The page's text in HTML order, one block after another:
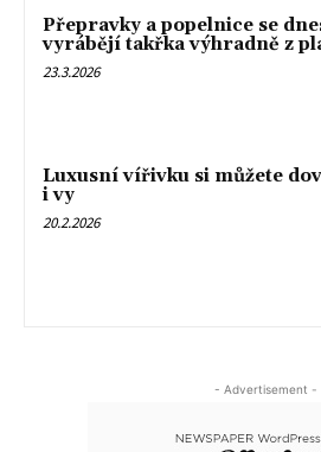
Přepravky a popelnice se
vyrábějí takřka výhradně z
23.3.2026
Luxusní vířivku si můžete
i vy
20.2.2026
- Advertisement -